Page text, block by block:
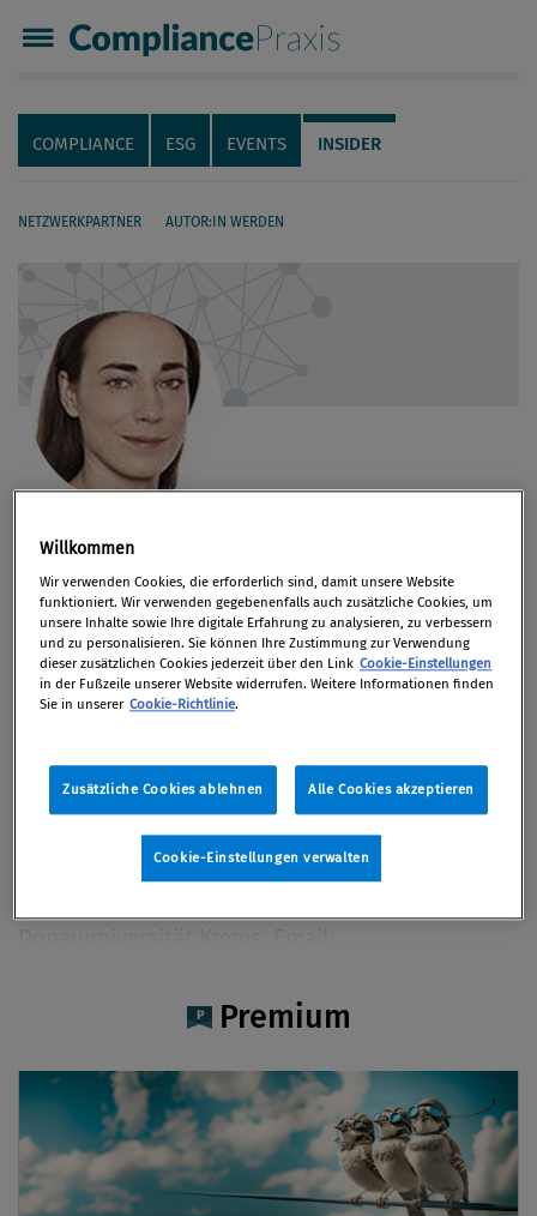
Compliance Praxis
Servicenavigation
Navigation
COMPLIANCE ESG EVENTS INSIDER
NETZWERKPARTNER AUTOR:IN WERDEN
Dr. Klara Kiehl
Artikel auf Xing teilen
Artikel auf linkedIn teilen
Artikel auf Facebook teilen
Artikellink kopieren
Artikel per Mail teilen
Vita
Dr. Klara Kiehl ist Rechtsanwältin bei Schönherr
Rechtsanwälte GmbH und auf Strafrecht,
Compliance und Prozessführung spezialisiert. Sie
ist Autorin zahlreicher einschlägiger
Premium
Willkommen
Wir verwenden Cookies, die erforderlich sind, damit unsere Website
funktioniert. Wir verwenden gegebenenfalls auch zusätzliche Cookies, um
unsere Inhalte sowie Ihre digitale Erfahrung zu analysieren, zu verbessern
und zu personalisieren. Sie können Ihre Zustimmung zur Verwendung
dieser zusätzlichen Cookies jederzeit über den Link Cookie-Einstellungen
in der Fußzeile unserer Website widerrufen. Weitere Informationen finden
Sie in unserer Cookie-Richtlinie.
Zusätzliche Cookies ablehnen Alle Cookies akzeptieren
Cookie-Einstellungen verwalten